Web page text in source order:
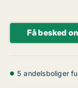
Få besked
5 andelsboliger